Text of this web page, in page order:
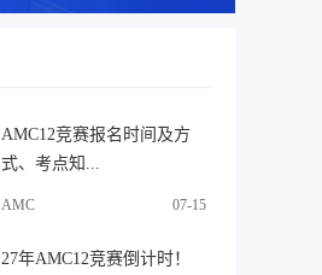
AMC12竞赛报名时间及方
式、考点知...
AMC 07-15
27年AMC12竞赛倒计时！